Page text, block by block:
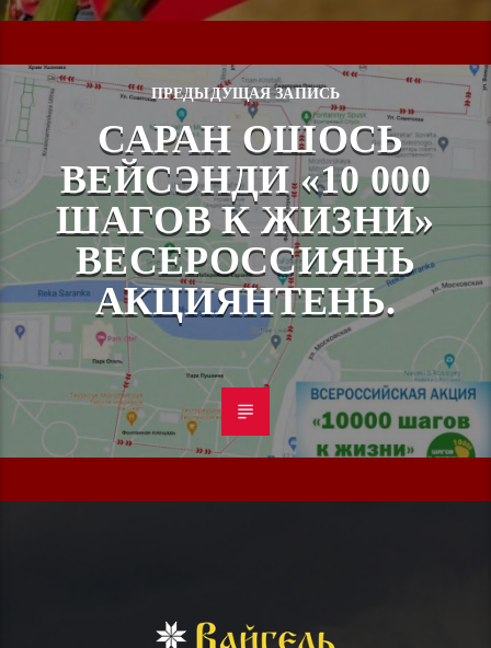
ПРЕДЫДУЩАЯ ЗАПИСЬ
САРАН ОШОСЬ
ВЕЙСЭНДИ «10 000
ШАГОВ К ЖИЗНИ»
ВЕСЕРОССИЯНЬ
АКЦИЯНТЕНЬ.